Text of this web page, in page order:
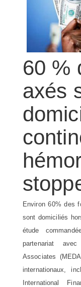
60 %
axés
Environ 60% des
sont domiciliés
étude
partenariat
Associates
internationaux,
International